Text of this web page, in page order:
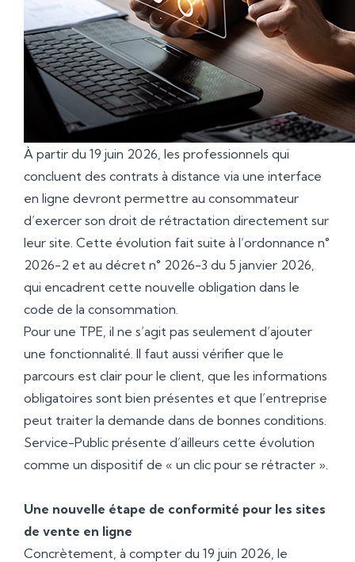
À partir du 19 juin 2026, les professionnels qui
concluent des contrats à distance via une interface
en ligne devront permettre au consommateur
d’exercer son droit de rétractation directement sur
leur site. Cette évolution fait suite à l’ordonnance n°
2026-2 et au décret n° 2026-3 du 5 janvier 2026,
qui encadrent cette nouvelle obligation dans le
code de la consommation.
Pour une TPE, il ne s’agit pas seulement d’ajouter
une fonctionnalité. Il faut aussi vérifier que le
parcours est clair pour le client, que les informations
obligatoires sont bien présentes et que l’entreprise
peut traiter la demande dans de bonnes conditions.
Service-Public présente d’ailleurs cette évolution
comme un dispositif de « un clic pour se rétracter ».
Une nouvelle étape de conformité pour les sites
de vente en ligne
Concrètement, à compter du 19 juin 2026, le